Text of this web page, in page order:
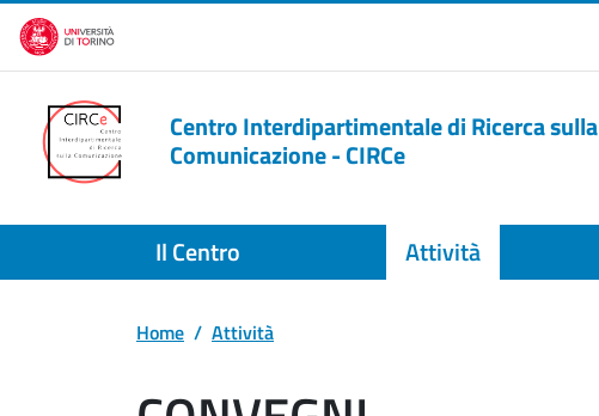
Salta al contenuto principale
Centro Interdipartimentale di Ricerca sulla
Comunicazione - CIRCe
Il Centro Attività
Home Attività